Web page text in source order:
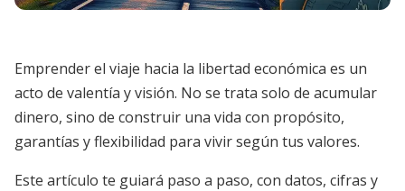
Emprender el viaje hacia la libertad económica es un
acto de valentía y visión. No se trata solo de acumular
dinero, sino de construir una vida con propósito,
garantías y flexibilidad para vivir según tus valores.
Este artículo te guiará paso a paso, con datos, cifras y